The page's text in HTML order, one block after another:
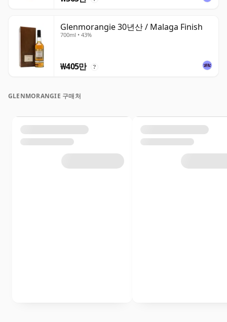
Glenmorangie 30년산 / Malaga Finish
700ml • 43%
₩405만 ?
GLENMORANGIE 구매처